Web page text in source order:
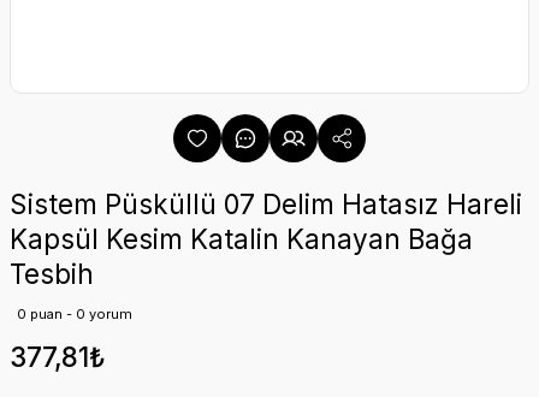
Sistem Püsküllü 07 Delim Hatasız Hareli
Kapsül Kesim Katalin Kanayan Bağa
Tesbih
0 puan - 0 yorum
377,81₺